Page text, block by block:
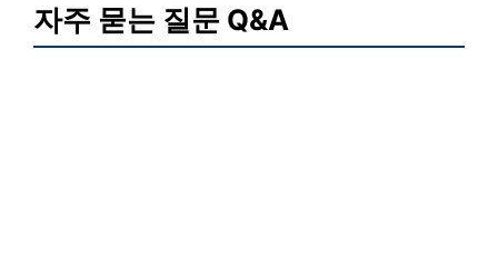
자주 묻는 질문 Q&A